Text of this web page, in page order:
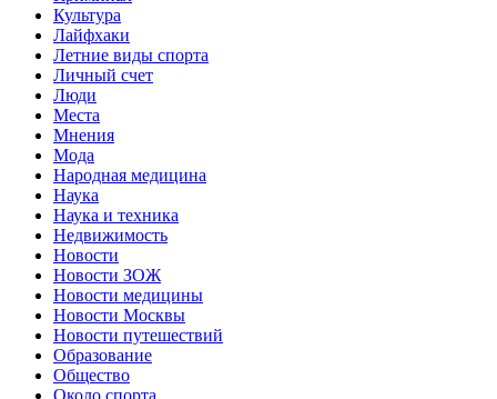
Культура
Лайфхаки
Летние виды спорта
Личный счет
Люди
Места
Мнения
Мода
Народная медицина
Наука
Наука и техника
Недвижимость
Новости
Новости ЗОЖ
Новости медицины
Новости Москвы
Новости путешествий
Образование
Общество
Около спорта